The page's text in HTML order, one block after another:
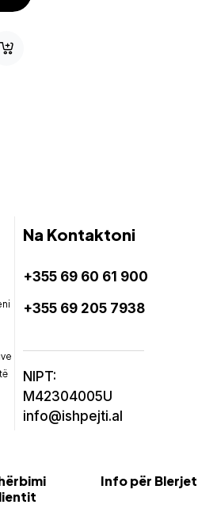
Na Kontaktoni
+355 69 60 61 900
+355 69 205 7938
NIPT:
M42304005U
info@ishpejti.al
Info për Blerjet